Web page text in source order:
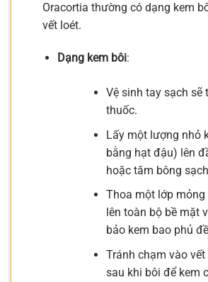
Oracortia thường có dạng kem
vết loét.
Dạng kem bôi:
Vệ sinh tay sạch sẽ
thuốc.
Lấy một lượng nhỏ
bằng hạt đậu) lên
hoặc tăm bông
Thoa một lớp mỏng
lên toàn bộ bề mặt
bảo kem bao phủ
Tránh chạm vào
sau khi bôi để kem